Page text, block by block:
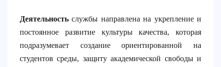
Деятельность службы направлена на укрепление и
постоянное развитие культуры качества, которая
подразумевает создание ориентированной на
студентов среды, защиту академической свободы и